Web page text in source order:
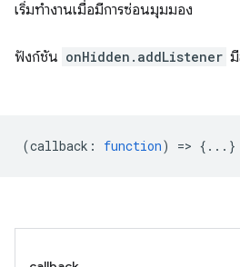
เริ่มทำงานเมื่อมีการซ่อนมุมมอง
ฟังก์ชัน onHidden.addListener
(callback : function) => {...}